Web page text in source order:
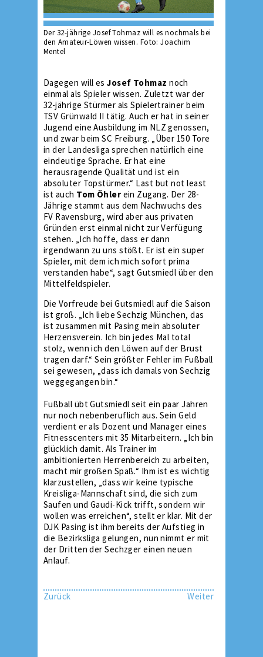
Der 32-jährige Josef Tohmaz will es nochmals bei
den Amateur-Löwen wissen. Foto: Joachim
Mentel
Dagegen will esJosef Tohmaz noch
einmal als Spieler wissen. Zuletzt war der
32-jährige Stürmer als Spielertrainer beim
TSV Grünwald II tätig. Auch er hat in seiner
Jugend eine Ausbildung im NLZ genossen,
und zwar beim SC Freiburg. „Über 150 Tore
in der Landesliga sprechen natürlich eine
eindeutige Sprache. Er hat eine
herausragende Qualität und ist ein
absoluter Topstürmer.“ Last but not least
ist auch Tom Öhler ein Zugang. Der 28-
Jährige stammt aus dem Nachwuchs des
FV Ravensburg, wird aber aus privaten
Gründen erst einmal nicht zur Verfügung
stehen. „Ich hoffe, dass er dann
irgendwann zu uns stößt. Er ist ein super
Spieler, mit dem ich mich sofort prima
verstanden habe“, sagt Gutsmiedl über den
Mittelfeldspieler.
Die Vorfreude bei Gutsmiedl auf die Saison
ist groß. „Ich liebe Sechzig München, das
ist zusammen mit Pasing mein absoluter
Herzensverein. Ich bin jedes Mal total
stolz, wenn ich den Löwen auf der Brust
tragen darf.“ Sein größter Fehler im Fußball
sei gewesen, „dass ich damals von Sechzig
weggegangen bin.“
Fußball übt Gutsmiedl seit ein paar Jahren
nur noch nebenberuflich aus. Sein Geld
verdient er als Dozent und Manager eines
Fitnesscenters mit 35 Mitarbeitern. „Ich bin
glücklich damit. Als Trainer im
ambitionierten Herrenbereich zu arbeiten,
macht mir großen Spaß.“ Ihm ist es wichtig
klarzustellen, „dass wir keine typische
Kreisliga-Mannschaft sind, die sich zum
Saufen und Gaudi-Kick trifft, sondern wir
wollen was erreichen“, stellt er klar. Mit der
DJK Pasing ist ihm bereits der Aufstieg in
die Bezirksliga gelungen, nun nimmt er mit
der Dritten der Sechzger einen neuen
Anlauf.
Zurück Weiter